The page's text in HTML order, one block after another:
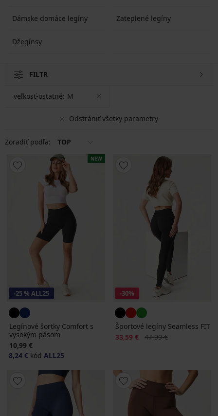
Dámske domáce legíny Zateplené legíny
Džegínsy
FILTR
Odstrániť všetky parametry
veľkosť-ostatné: M
Zoradiť podľa: TOP
NEW
-25 % ALL25
Legínové šortky Comfort s
vysokým pásom
10,99 €
8,24 € kód ALL25
-30%
Športové legíny Seamless FIT
Zľava
33,59 € Pôvodná cena
47,99 €